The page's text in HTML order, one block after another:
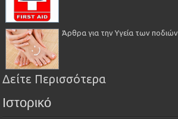
Άρθρα για την Υγεία των ποδιών
Δείτε Περισσότερα
Ιστορικό